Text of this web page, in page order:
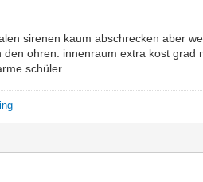
sirenen kaum abschrecken aber
ohren. innenraum extra kost grad
schüler.